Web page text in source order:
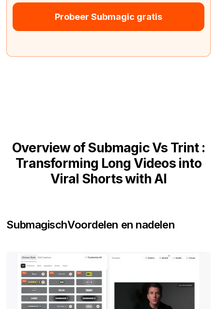
Probeer Submagic gratis
Overview of Submagic Vs Trint :
Transforming Long Videos into
Viral Shorts with AI
SubmagischVoordelen en nadelen